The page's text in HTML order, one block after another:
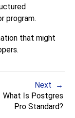
program.
that might
Next
What Is Postgres
Pro Standard?